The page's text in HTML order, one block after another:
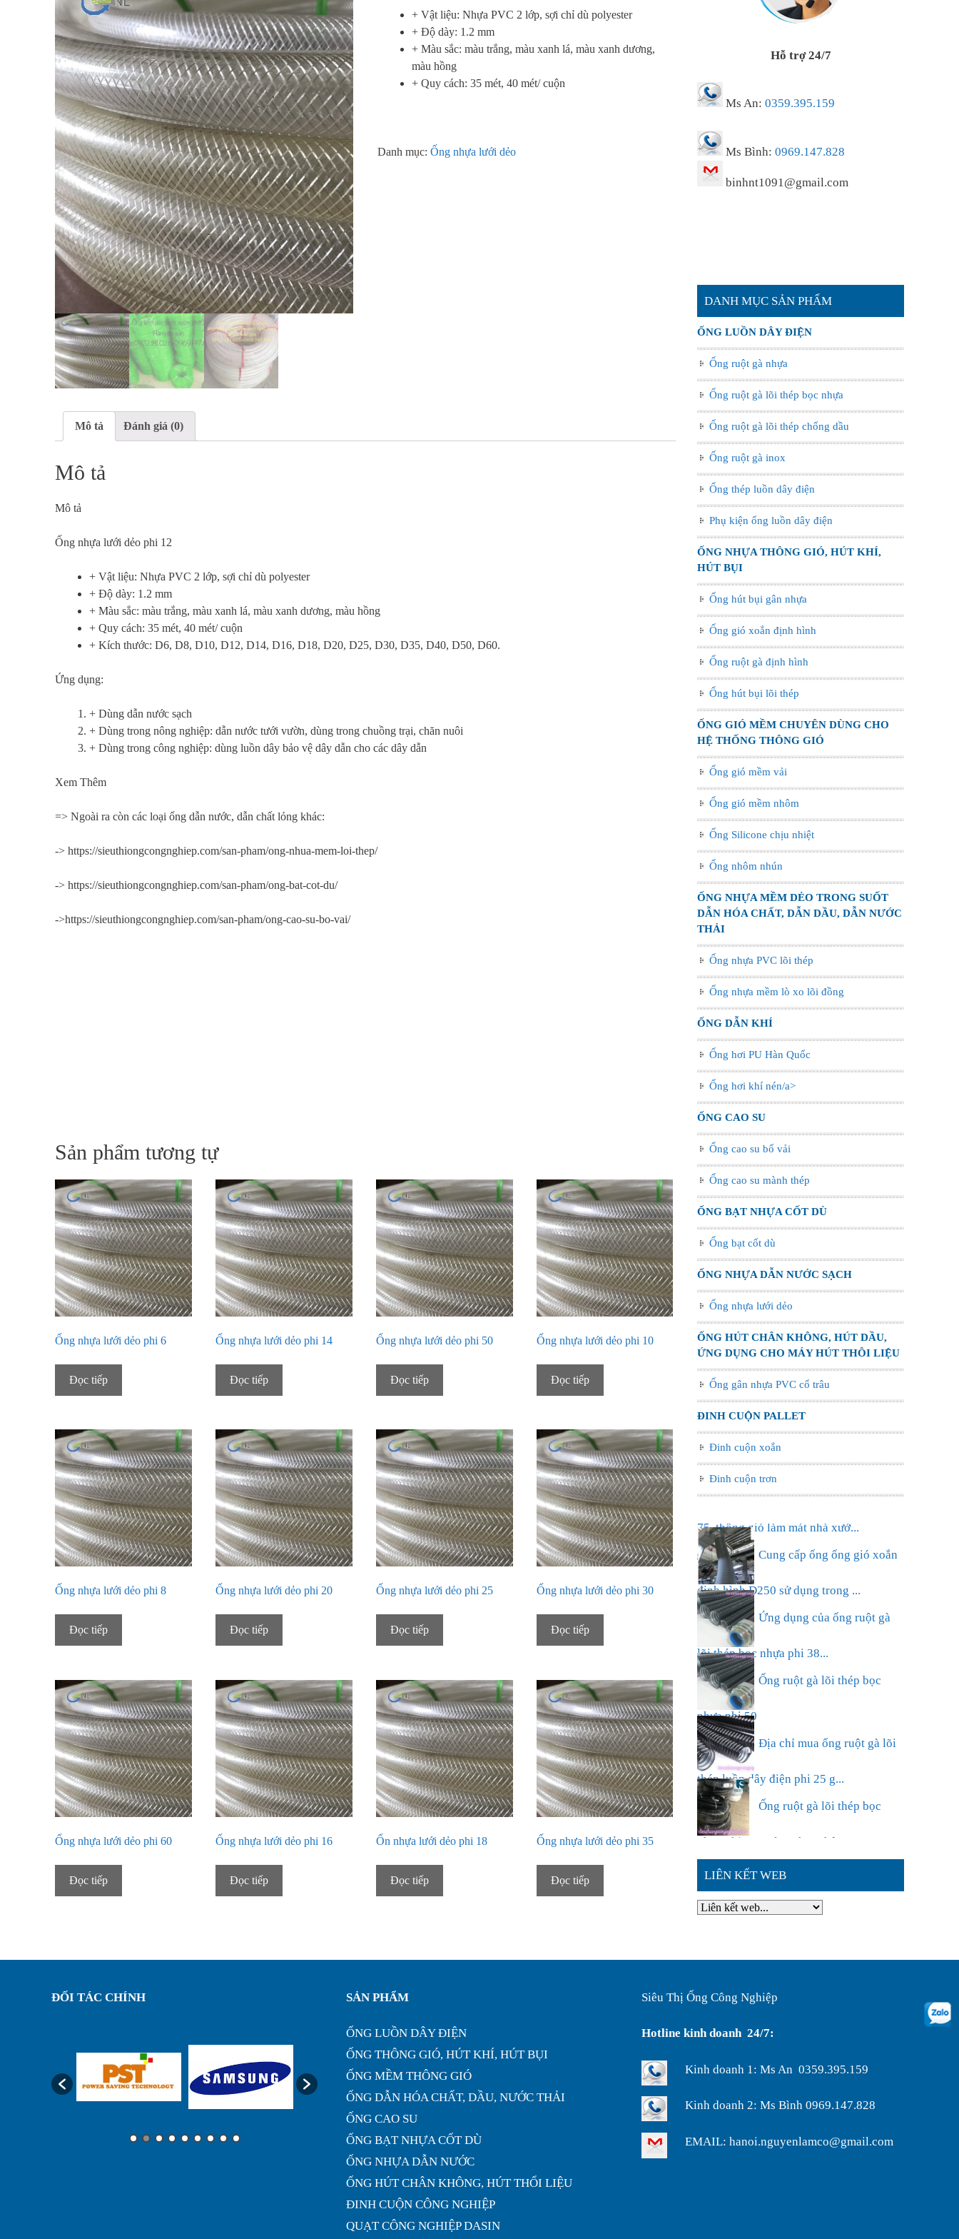
+ Vật liệu: Nhựa PVC 2 lớp, sợi chỉ dù polyester
+ Độ dày: 1.2 mm
+ Màu sắc: màu trắng, màu xanh lá, màu xanh dương,
màu hồng
+ Quy cách: 35 mét, 40 mét/ cuộn
Danh mục:Ống nhựa lưới dẻo
Mô tả Đánh giá (0)
Mô tả
Mô tả
Ống nhựa lưới dẻo phi 12
+ Vật liệu: Nhựa PVC 2 lớp, sợi chỉ dù polyester
+ Độ dày: 1.2 mm
+ Màu sắc: màu trắng, màu xanh lá, màu xanh dương, màu hồng
+ Quy cách: 35 mét, 40 mét/ cuộn
+ Kích thước: D6, D8, D10, D12, D14, D16, D18, D20, D25, D30, D35, D40, D50, D60.
Ứng dụng:
+ Dùng dẫn nước sạch
+ Dùng trong nông nghiệp: dẫn nước tưới vườn, dùng trong chuồng trại, chăn nuôi
+ Dùng trong công nghiệp: dùng luồn dây bảo vệ dây dẫn cho các dây dẫn
Xem Thêm
=> Ngoài ra còn các loại ống dẫn nước, dẫn chất lỏng khác:
-> https://sieuthiongcongnghiep.com/san-pham/ong-nhua-mem-loi-thep/
-> https://sieuthiongcongnghiep.com/san-pham/ong-bat-cot-du/
->https://sieuthiongcongnghiep.com/san-pham/ong-cao-su-bo-vai/
Sản phẩm tương tự
Ống nhựa lưới dẻo phi 6
Đọc tiếp
Ống nhựa lưới dẻo phi 14
Đọc tiếp
Ống nhựa lưới dẻo phi 50
Đọc tiếp
Ống nhựa lưới dẻo phi 10
Đọc tiếp
Ống nhựa lưới dẻo phi 8
Đọc tiếp
Ống nhựa lưới dẻo phi 20
Đọc tiếp
Ống nhựa lưới dẻo phi 25
Đọc tiếp
Ống nhựa lưới dẻo phi 30
Đọc tiếp
Ống nhựa lưới dẻo phi 60
Đọc tiếp
Ống nhựa lưới dẻo phi 16
Đọc tiếp
Ốn nhựa lưới dẻo phi 18
Đọc tiếp
Ống nhựa lưới dẻo phi 35
Đọc tiếp
Hỗ trợ 24/7
Ms An: 0359.395.159
Ms Bình: 0969.147.828
binhnt1091@gmail.com
DANH MỤC SẢN PHẨM
ỐNG LUỒN DÂY ĐIỆN
Ống ruột gà nhựa
Ống ruột gà lõi thép bọc nhựa
Ống ruột gà lõi thép chống dầu
Ống ruột gà inox
Ống thép luồn dây điện
Phụ kiện ống luồn dây điện
ỐNG NHỰA THÔNG GIÓ, HÚT KHÍ,
HÚT BỤI
Ống hút bụi gân nhựa
Ống gió xoắn định hình
Ống ruột gà định hình
Ống hút bụi lõi thép
ỐNG GIÓ MỀM CHUYÊN DÙNG CHO
HỆ THỐNG THÔNG GIÓ
Ống gió mềm vải
Ống gió mềm nhôm
Ống Silicone chịu nhiệt
Ống nhôm nhún
ỐNG NHỰA MỀM DẺO TRONG SUỐT
DẪN HÓA CHẤT, DẪN DẦU, DẪN NƯỚC
THẢI
Ống nhựa PVC lõi thép
Ống nhựa mềm lò xo lõi đồng
ỐNG DẪN KHÍ
Ống hơi PU Hàn Quốc
Ống hơi khí nén/a>
ỐNG CAO SU
Ống cao su bố vải
Ống cao su mành thép
ỐNG BẠT NHỰA CỐT DÙ
Ống bạt cốt dù
ỐNG NHỰA DẪN NƯỚC SẠCH
Ống nhựa lưới dẻo
ỐNG HÚT CHÂN KHÔNG, HÚT DẦU,
ỨNG DỤNG CHO MÁY HÚT THÔI LIỆU
Ống gân nhựa PVC cổ trâu
ĐINH CUỘN PALLET
Đinh cuộn xoắn
Đinh cuộn trơn
Ống nhựa xếp điều hòa phi
75, thông gió làm mát nhà xưở...
Cung cấp ống ống gió xoắn
định hình D250 sử dụng trong ...
Ứng dụng của ống ruột gà
lõi thép bọc nhựa phi 38...
nhựa phi 50
Địa chỉ mua ống ruột gà lõi
thép luồn dây điện phi 25 g...
Ống ruột gà lõi thép bọc
nhựa phi 63,sự lựa chọn thông ...
Đặc điểm nổi bật của ống
Ống ruột gà lõi thép bọc
nhựa phi 75, luôn dây điện bảo...
Ống nhựa xếp điều hòa phi
LIÊN KẾT WEB
ĐỐI TÁC CHÍNH SẢN PHẨM
ỐNG LUỒN DÂY ĐIỆN
ỐNG THÔNG GIÓ, HÚT KHÍ, HÚT BỤI
ỐNG MỀM THÔNG GIÓ
ỐNG DẪN HÓA CHẤT, DẦU, NƯỚC THẢI
ỐNG CAO SU
ỐNG BẠT NHỰA CỐT DÙ
ỐNG NHỰA DẪN NƯỚC
ỐNG HÚT CHÂN KHÔNG, HÚT THỔI LIỆU
ĐINH CUỘN CÔNG NGHIỆP
QUẠT CÔNG NGHIỆP DASIN
Siêu Thị Ống Công Nghiệp
Hotline kinh doanh 24/7:
Kinh doanh 1: Ms An 0359.395.159
Kinh doanh 2: Ms Bình 0969.147.828
EMAIL: hanoi.nguyenlamco@gmail.com